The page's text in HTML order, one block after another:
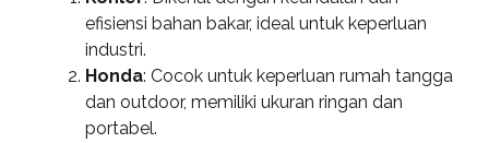
efisiensi bahan bakar, ideal untuk keperluan
industri.
Honda: Cocok untuk keperluan rumah tangga
dan outdoor, memiliki ukuran ringan dan
portabel.